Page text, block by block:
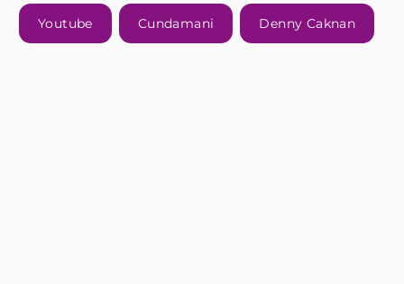
Youtube Cundamani Denny Caknan